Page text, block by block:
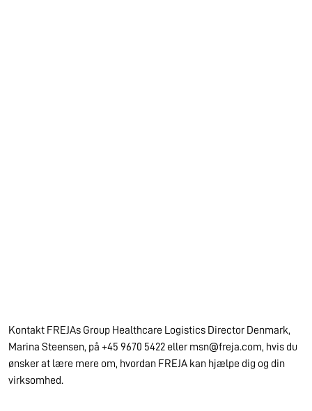
Kontakt FREJAs Group Healthcare Logistics Director Denmark,
Marina Steensen, på +45 9670 5422 eller msn@freja.com, hvis du
ønsker at lære mere om, hvordan FREJA kan hjælpe dig og din
virksomhed.